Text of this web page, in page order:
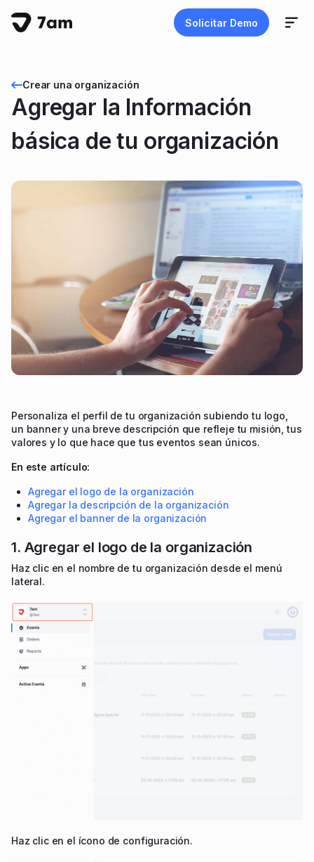
Solicitar Demo
Crear una organización
Agregar la Información
básica de tu organización
Personaliza el perfil de tu organización subiendo tu logo,
un banner y una breve descripción que refleje tu misión, tus
valores y lo que hace que tus eventos sean únicos.
En este artículo:
Agregar el logo de la organización
Agregar la descripción de la organización
Agregar el banner de la organización
1. Agregar el logo de la organización
Haz clic en el nombre de tu organización desde el menú
lateral.
Haz clic en el ícono de configuración.